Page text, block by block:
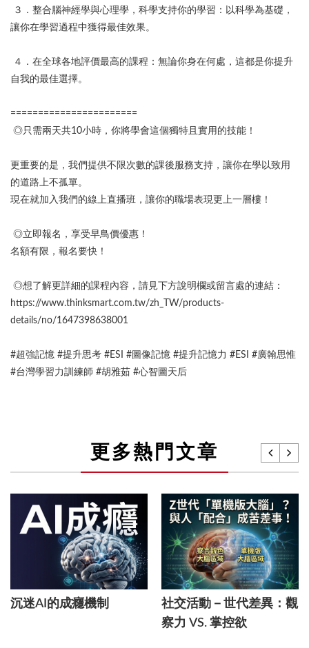
３．整合腦神經學與心理學，科學支持你的學習：以科學為基礎，
讓你在學習過程中獲得最佳效果。
４．在全球各地評價最高的課程：無論你身在何處，這都是你提升
自我的最佳選擇。
=======================
◎只需兩天共10小時，你將學會這個獨特且實用的技能！
更重要的是，我們提供不限次數的課後服務支持，讓你在學以致用
的道路上不孤單。
現在就加入我們的線上直播班，讓你的職場表現更上一層樓！
◎立即報名，享受早鳥價優惠！
名額有限，報名要快！
◎想了解更詳細的課程內容，請見下方說明欄或留言處的連結：
https://www.thinksmart.com.tw/zh_TW/products-
details/no/1647398638001
#超強記憶 #提升思考 #ESI #圖像記憶 #提升記憶力 #ESI #廣翰思惟
#台灣學習力訓練師 #胡雅茹 #心智圖天后
更多熱門文章
沉迷AI的成癮機制
社交活動－世代差異：觀
察力 VS. 掌控欲